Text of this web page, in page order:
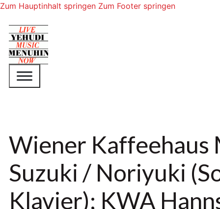
Zum Hauptinhalt springen Zum Footer springen
Wiener Kaffeehaus
Suzuki / Noriyuki
Klavier); KWA